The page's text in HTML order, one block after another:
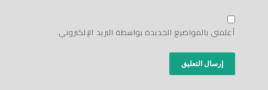
أعلمني بالمواضيع الجديدة بواسطة البريد الإلكتروني.